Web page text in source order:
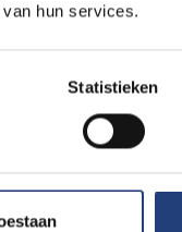
hun services.
Statistieken